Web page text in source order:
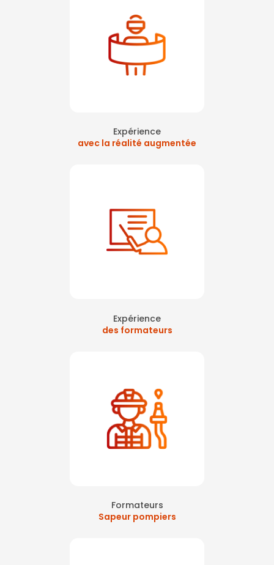
Expérience
avec la réalité augmentée
Expérience
des formateurs
Formateurs
Sapeur pompiers